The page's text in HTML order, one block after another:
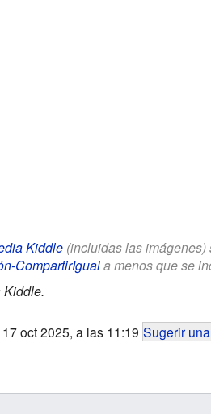
Kiddle(incluidas las imágenes)
CompartirIguala menos que se
oct 2025, a las 11:19 Sugerir